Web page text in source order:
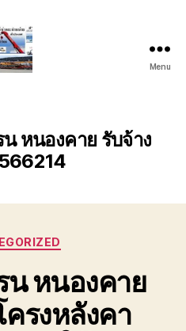
รถ
เครน
รถ
รถ
ขนส่ง
เครื่องจักร
โทร
0818900005
Menu
น หนองคาย รับจ้าง
Categories
น หนองคาย
รงหลังคา